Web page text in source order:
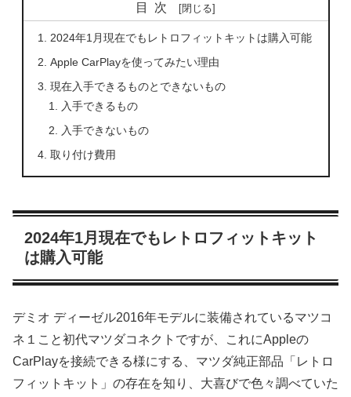
目次
2024年1月現在でもレトロフィットキットは購入可能
Apple CarPlayを使ってみたい理由
現在入手できるものとできないもの
入手できるもの
入手できないもの
取り付け費用
2024年1月現在でもレトロフィットキット
は購入可能
デミオ ディーゼル2016年モデルに装備されているマツコ
ネ１こと初代マツダコネクトですが、これにAppleの
CarPlayを接続できる様にする、マツダ純正部品「レトロ
フィットキット」の存在を知り、大喜びで色々調べていた